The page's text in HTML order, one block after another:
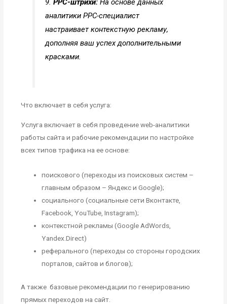
9. РРС-штрихи:На основе данных
аналитики РРС-специалист
настраивает контекстную рекламу,
дополняя ваш успех дополнительными
красками.
Что включает в себя услуга:
Услуга включает в себя проведение web-аналитики
работы сайта и рабочие рекомендации по настройке
всех типов трафика на ее основе:
поискового (переходы из поисковых систем –
главным образом – Яндекс и Google);
социального (социальные сети Вконтакте,
Facebook, YouTube, Instagram);
контекстной рекламы (Google AdWords,
Yandex.Direct)
реферального (переходы со стороны городских
порталов, сайтов и блогов);
А также базовые рекомендации по генерированию
прямых переходов на сайт.